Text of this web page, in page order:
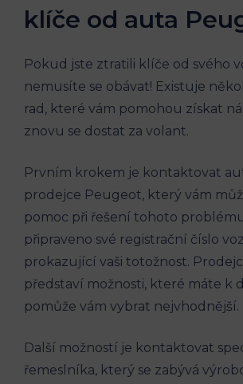
klíče od auta
Pokud jste ztratili klíče od svého
nemusíte se obávat! Existuje
rad, které vám pomohou získat
znovu se dostat za volant.
Prvním krokem je kontaktovat
prodejce Peugeot, který vám
pomoc při řešení tohoto
připraveno své registrační číslo
prokazující vaši totožnost.
představí možnosti, které máte k
pomůže vám vybrat nejvhodnější.
Další možností je kontaktovat
řemeslníka, který se zabývá